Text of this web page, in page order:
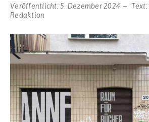
Veröffentlicht: 5. Dezember 2024 Text:
Redaktion